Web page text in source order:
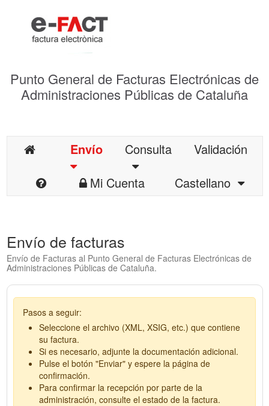
Punto General de Facturas Electrónicas de
Administraciones Públicas de Cataluña
Envío Consulta
Validación
Mi Cuenta
Castellano
Envío de facturas
Envío de Facturas al Punto General de Facturas Electrónicas de
Administraciones Públicas de Cataluña.
Pasos a seguir:
Seleccione el archivo (XML, XSIG, etc.) que contiene
su factura.
Si es necesario, adjunte la documentación adicional.
Pulse el botón "Enviar" y espere la página de
confirmación.
Para confirmar la recepción por parte de la
administración, consulte el estado de la factura.